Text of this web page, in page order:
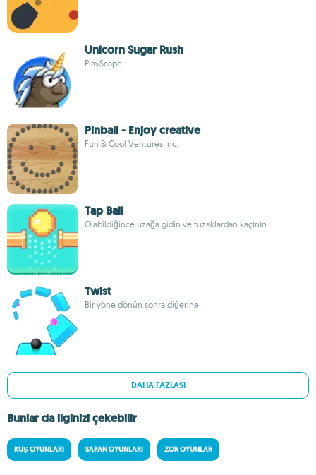
Unicorn Sugar Rush
PlayScape
Pinball - Enjoy creative
Fun & Cool Ventures Inc.
Tap Ball
Olabildiğince uzağa gidin ve tuzaklardan kaçının
Twist
Bir yöne dönün sonra diğerine
DAHA FAZLASI
Bunlar da ilginizi çekebilir
KUŞ OYUNLARI SAPAN OYUNLARI ZOR OYUNLAR